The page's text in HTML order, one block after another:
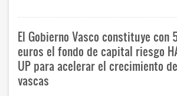
quinto
transformador
del
Plan
de
El Gobierno Vasco constituye con
euros el fondo de capital riesgo
UP para acelerar el crecimiento
vascas